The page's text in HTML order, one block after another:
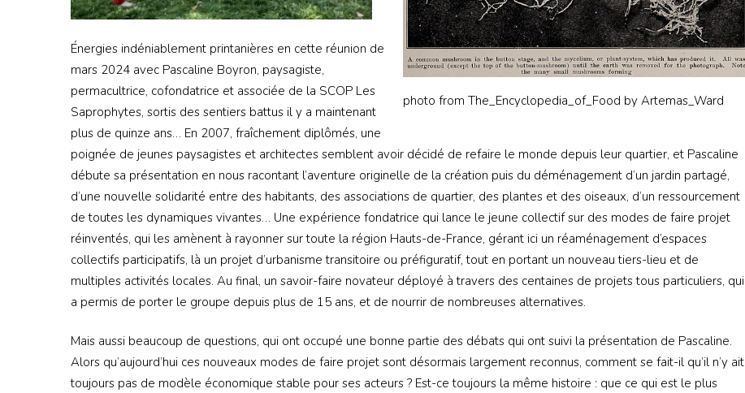
photo from The_Encyclopedia_of_Food by Artemas_Ward
Énergies indéniablement printanières en cette réunion de
mars 2024 avec Pascaline Boyron, paysagiste,
permacultrice, cofondatrice et associée de la SCOP Les
Saprophytes, sortis des sentiers battus il y a maintenant
plus de quinze ans… En 2007, fraîchement diplômés, une
poignée de jeunes paysagistes et architectes semblent avoir décidé de refaire le monde depuis leur quartier, et Pascaline
débute sa présentation en nous racontant l’aventure originelle de la création puis du déménagement d’un jardin partagé,
d’une nouvelle solidarité entre des habitants, des associations de quartier, des plantes et des oiseaux, d’un ressourcement
de toutes les dynamiques vivantes… Une expérience fondatrice qui lance le jeune collectif sur des modes de faire projet
réinventés, qui les amènent à rayonner sur toute la région Hauts-de-France, gérant ici un réaménagement d’espaces
collectifs participatifs, là un projet d’urbanisme transitoire ou préfiguratif, tout en portant un nouveau tiers-lieu et de
multiples activités locales. Au final, un savoir-faire novateur déployé à travers des centaines de projets tous particuliers, qui
a permis de porter le groupe depuis plus de 15 ans, et de nourrir de nombreuses alternatives.
Mais aussi beaucoup de questions, qui ont occupé une bonne partie des débats qui ont suivi la présentation de Pascaline.
Alors qu’aujourd’hui ces nouveaux modes de faire projet sont désormais largement reconnus, comment se fait-il qu’il n’y ait
toujours pas de modèle économique stable pour ses acteurs ? Est-ce toujours la même histoire : que ce qui est le plus